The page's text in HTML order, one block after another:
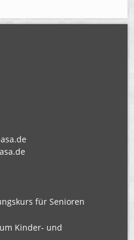
für Senioren
Kinder- und